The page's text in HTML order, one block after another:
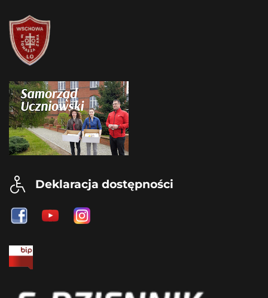
Deklaracja dostępności